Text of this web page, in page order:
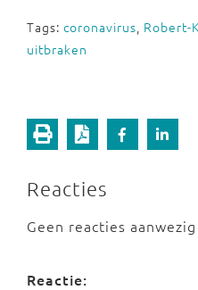
Tags: coronavirus, Robert-
uitbraken
Reacties
Geen reacties aanwezig
Reactie: